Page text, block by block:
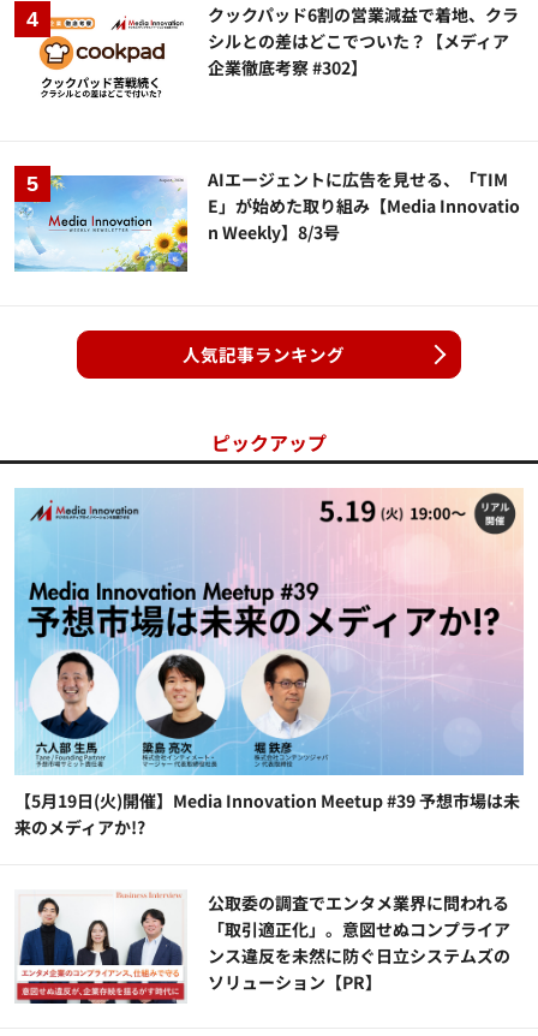
クックパッド6割の営業減益で着地、クラ
シルとの差はどこでついた？【メディア
企業徹底考察 #302】
AIエージェントに広告を見せる、「TIM
E」が始めた取り組み【Media Innovatio
n Weekly】8/3号
人気記事ランキング
ピックアップ
【5月19日(火)開催】Media Innovation Meetup #39 予想市場は未
来のメディアか!?
公​​取委の調査でエンタメ業界に問われる
「取引適正化」。意図せぬコンプライア
ンス違反を未然に防ぐ日立システムズの
ソリューション​【PR】